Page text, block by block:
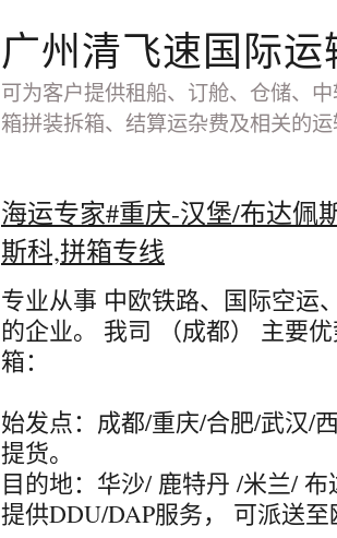
广州清飞速国际运
可为客户提供租船、订舱、仓储、
箱拼装拆箱、结算运杂费及相关的
海运专家#重庆-汉堡/布达佩
斯科,拼箱专线
专业从事 中欧铁路、国际空运
的企业。 我司 （成都） 主要
箱：
始发点：成都/重庆/合肥/武汉/
提货。
目的地：华沙/ 鹿特丹 /米兰/
提供DDU/DAP服务， 可派送